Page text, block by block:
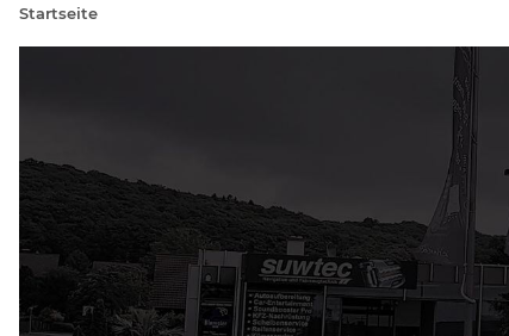
Startseite